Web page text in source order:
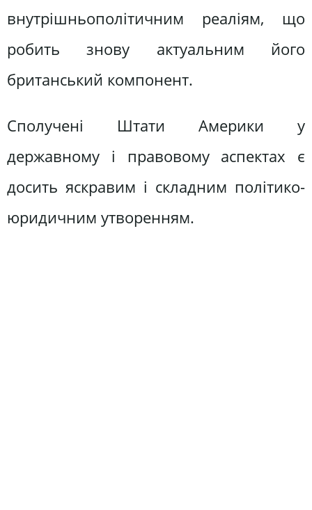
внутрішньополітичним реаліям, що
робить знову актуальним його
британський компонент.
Сполучені Штати Америки у
державному і правовому аспектах є
досить яскравим і складним політико-
юридичним утворенням.